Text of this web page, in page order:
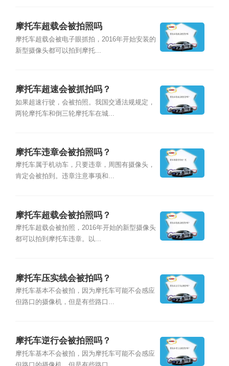
摩托车超载会被拍照吗
摩托车超载会被电子眼抓拍，2016年开始安装的
新型摄像头都可以拍到摩托...
摩托车超速会被抓拍吗？
如果超速行驶，会被拍照。我国交通法规规定，
两轮摩托车和倒三轮摩托车在城...
摩托车违章会被拍照吗？
摩托车属于机动车，只要违章，周围有摄像头，
肯定会被拍到。违章注意事项和...
摩托车超载会被拍照吗？
摩托车超载会被拍照，2016年开始的新型摄像头
都可以拍到摩托车违章。以...
摩托车压实线会被拍吗？
摩托车基本不会被拍，因为摩托车可能不会感应
但路口的摄像机，但是有些路口...
摩托车逆行会被拍照吗？
摩托车基本不会被拍，因为摩托车可能不会感应